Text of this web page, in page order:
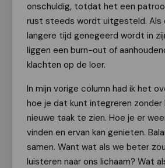
onschuldig, totdat het een
rust steeds wordt uitgesteld. Als
langere tijd genegeerd wordt in
liggen een burn-out of
klachten op de loer.
In mijn vorige column had ik het
hoe je dat kunt integreren zonder
nieuwe taak te zien. Hoe je er
vinden en ervan kan genieten.
samen. Want wat als we beter
luisteren naar ons lichaam? Wat